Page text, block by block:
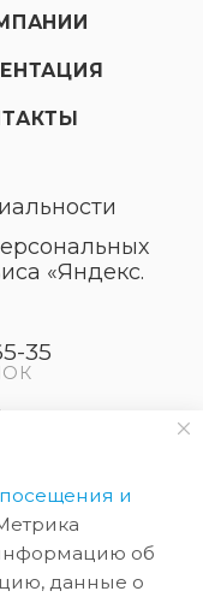
«Яндекс.
35
1,
посещения и
об
данные о